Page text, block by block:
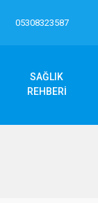
05308323587
SAĞLIK
REHBERİ